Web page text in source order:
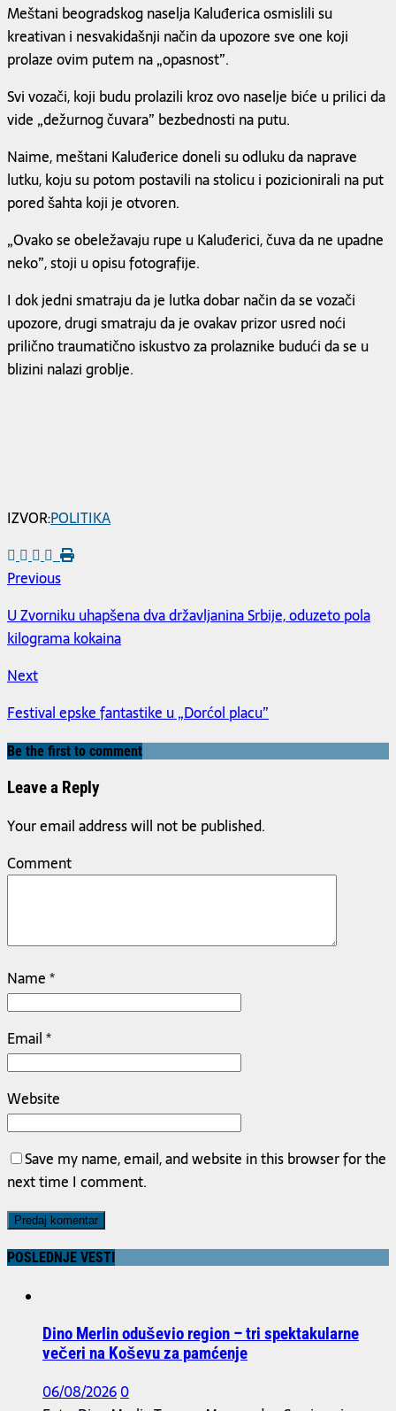
Meštani beogradskog naselja Kaluđerica osmislili su
kreativan i nesvakidašnji način da upozore sve one koji
prolaze ovim putem na „opasnost”.
Svi vozači, koji budu prolazili kroz ovo naselje biće u prilici da
vide „dežurnog čuvara” bezbednosti na putu.
Naime, meštani Kaluđerice doneli su odluku da naprave
lutku, koju su potom postavili na stolicu i pozicionirali na put
pored šahta koji je otvoren.
„Ovako se obeležavaju rupe u Kaluđerici, čuva da ne upadne
neko”, stoji u opisu fotografije.
I dok jedni smatraju da je lutka dobar način da se vozači
upozore, drugi smatraju da je ovakav prizor usred noći
prilično traumatično iskustvo za prolaznike budući da se u
blizini nalazi groblje.
IZVOR:POLITIKA
Previous
U Zvorniku uhapšena dva državljanina Srbije, oduzeto pola
kilograma kokaina
Next
Festival epske fantastike u „Dorćol placu”
Be the first to comment
Leave a Reply
Your email address will not be published.
Comment
Name*
Email*
Website
Save my name, email, and website in this browser for the
next time I comment.
POSLEDNJE VESTI
Dino Merlin oduševio region – tri spektakularne
večeri na Koševu za pamćenje
06/08/20260